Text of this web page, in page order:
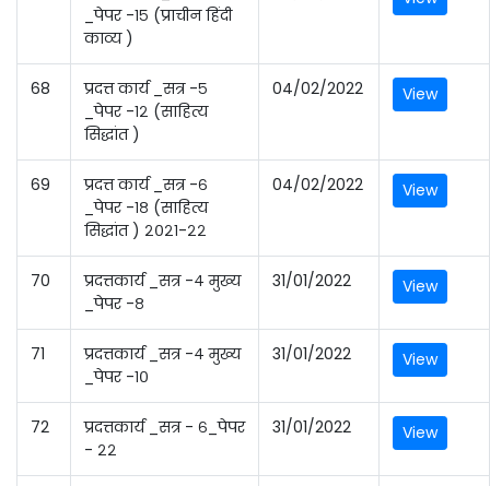
_पेपर -१५ (प्राचीन हिंदी
काव्य )
68
प्रदत्त कार्य _सत्र -५
_पेपर -१२ (साहित्य
सिद्धांत )
04/02/2022 View
69
प्रदत्त कार्य _सत्र -६
_पेपर -१८ (साहित्य
सिद्धांत ) २०२१-२२
04/02/2022 View
70
प्रदत्तकार्य _सत्र -४ मुख्य
_पेपर -८
31/01/2022 View
71
प्रदत्तकार्य _सत्र -४ मुख्य
_पेपर -१०
31/01/2022 View
72
प्रदत्तकार्य _सत्र - ६_पेपर
- २२
31/01/2022 View